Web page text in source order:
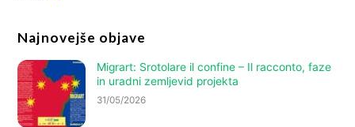
Najnovejše objave
Migrart: Srotolare il confine – Il racconto, faze
in uradni zemljevid projekta
31/05/2026